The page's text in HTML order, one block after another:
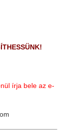
írja bele az e-